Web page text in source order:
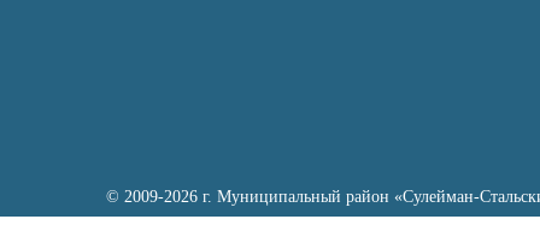
© 2009-2026 г. Муниципальный район «Сулейман-